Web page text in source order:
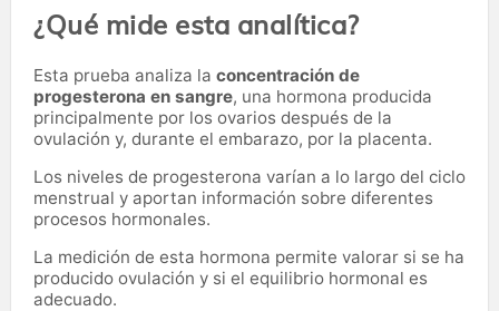
¿Qué mide esta analítica?
Esta prueba analiza la concentración de
progesterona en sangre, una hormona producida
principalmente por los ovarios después de la
ovulación y, durante el embarazo, por la placenta.
Los niveles de progesterona varían a lo largo del ciclo
menstrual y aportan información sobre diferentes
procesos hormonales.
La medición de esta hormona permite valorar si se ha
producido ovulación y si el equilibrio hormonal es
adecuado.